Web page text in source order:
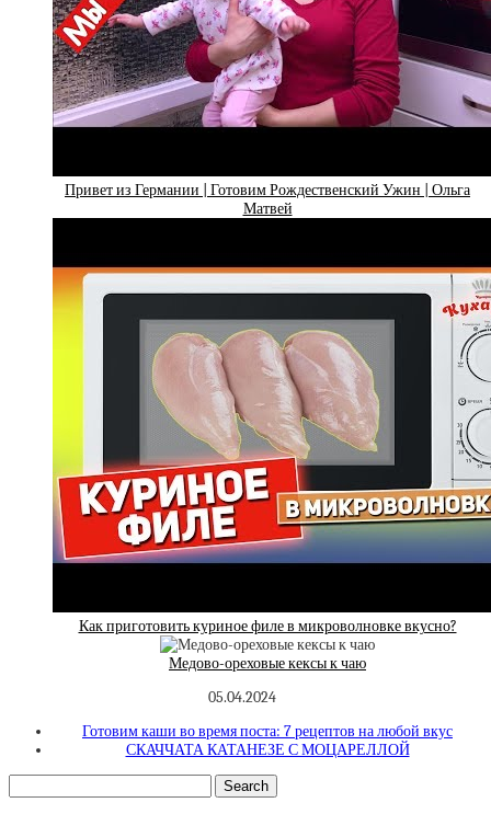
Привет из Германии | Готовим Рождественский Ужин | Ольга
Матвей
Как приготовить куриное филе в микроволновке вкусно?
Медово-ореховые кексы к чаю
05.04.2024
Готовим каши во время поста: 7 рецептов на любой вкус
СКАЧЧАТА КАТАНЕЗЕ С МОЦАРЕЛЛОЙ